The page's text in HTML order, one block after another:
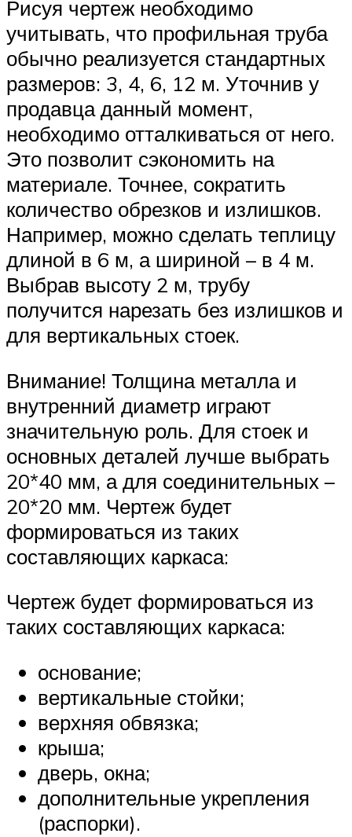
Рисуя чертеж необходимо
учитывать, что профильная труба
обычно реализуется стандартных
размеров: 3, 4, 6, 12 м. Уточнив у
продавца данный момент,
необходимо отталкиваться от него.
Это позволит сэкономить на
материале. Точнее, сократить
количество обрезков и излишков.
Например, можно сделать теплицу
длиной в 6 м, а шириной – в 4 м.
Выбрав высоту 2 м, трубу
получится нарезать без излишков и
для вертикальных стоек.
Внимание! Толщина металла и
внутренний диаметр играют
значительную роль. Для стоек и
основных деталей лучше выбрать
20*40 мм, а для соединительных –
20*20 мм. Чертеж будет
формироваться из таких
составляющих каркаса:
Чертеж будет формироваться из
таких составляющих каркаса:
основание;
вертикальные стойки;
верхняя обвязка;
крыша;
дверь, окна;
дополнительные укрепления
(распорки).